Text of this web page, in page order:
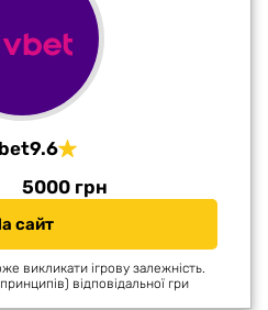
9.6
5000 грн
сайт
викликати ігрову залежність.
відповідальної гри